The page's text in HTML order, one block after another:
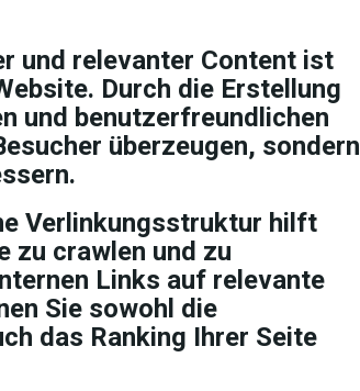
und relevanter Content ist
Durch die Erstellung
und benutzerfreundlichen
überzeugen, sondern
Verlinkungsstruktur hilft
zu crawlen und zu
Links auf relevante
Sie sowohl die
das Ranking Ihrer Seite